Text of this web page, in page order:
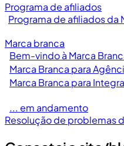
Programa de afiliados
Programa de afiliados da
Marca branca
Bem-vindo à Marca
Marca Branca para
Marca Branca para
... em andamento
Resolução de problemas